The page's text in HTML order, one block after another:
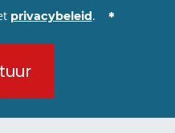
privacybeleid .